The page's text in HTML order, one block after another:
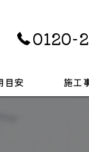
0120-
目安 施工